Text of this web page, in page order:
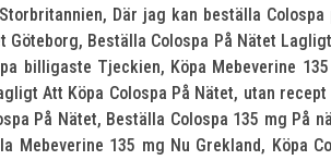
Där jag kan beställa
Beställa Colospa På Nätet
billigaste Tjeckien, Köpa Mebeverine
Att Köpa Colospa På Nätet, utan
På Nätet, Beställa Colospa 135 mg På
135 mg Nu Grekland, Köpa